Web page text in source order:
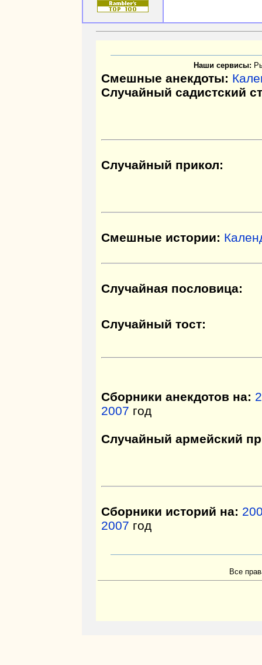
Наши сервисы:
Смешные анекдоты:
Случайный садистский
Случайный прикол:
Смешные истории:
Случайная пословица:
Случайный тост:
Сборники анекдотов на:
2007 год
Случайный армейский
Сборники историй на:
2007 год
Все